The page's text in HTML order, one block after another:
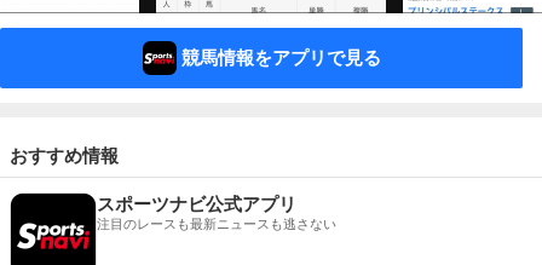
競馬情報をアプリで見る
おすすめ情報
スポーツナビ公式アプリ
注目のレースも最新ニュースも逃さない